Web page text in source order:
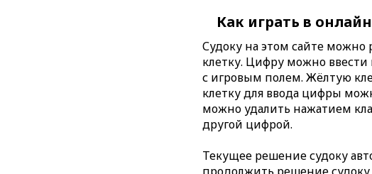
Как играть в
Судоку на этом сайте
клетку. Цифру можно ввести
с игровым полем. Жёлтую
клетку для ввода цифры
можно удалить нажатием
другой цифрой.
Текущее решение судоку